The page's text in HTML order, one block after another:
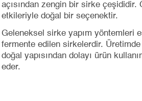
açısından zengin bir sirke
etkileriyle doğal bir seçenektir.
Geleneksel sirke yapım yöntemleri
fermente edilen sirkelerdir.
doğal yapısından dolayı ürün
eder.